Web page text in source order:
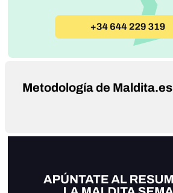
Metodología de Maldita.es